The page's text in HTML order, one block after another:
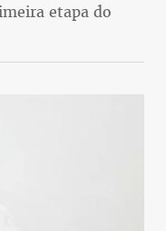
etapa do